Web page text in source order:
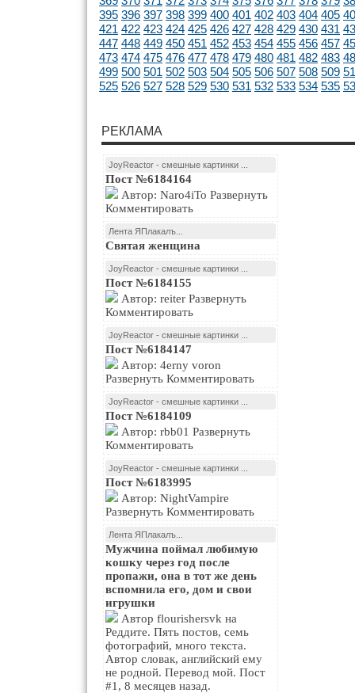
395 396 397 398 399 400 401 402 403 404 405
421 422 423 424 425 426 427 428 429 430 431
447 448 449 450 451 452 453 454 455 456 457
473 474 475 476 477 478 479 480 481 482 483
499 500 501 502 503 504 505 506 507 508 509
525 526 527 528 529 530 531 532 533 534 535
РЕКЛАМА
JoyReactor - смешные картинки ...
Пост №6184164
Комментировать
Лента ЯПлакалъ...
Святая женщина
JoyReactor - смешные картинки ...
Пост №6184155
Комментировать
JoyReactor - смешные картинки ...
Пост №6184147
Развернуть Комментировать
JoyReactor - смешные картинки ...
Пост №6184109
Комментировать
JoyReactor - смешные картинки ...
Пост №6183995
Развернуть Комментировать
Лента ЯПлакалъ...
Мужчина поймал любимую
кошку через год после
пропажи, она в тот же день
вспомнила его, дом и свои
игрушки
Реддите. Пять постов, семь
фотографий, много текста.
Автор словак, английский ему
не родной. Перевод мой. Пост
#1, 8 месяцев назад.